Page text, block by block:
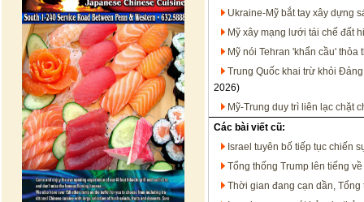
Ukraine-Mỹ bắt tay xây dựng
Mỹ xây mạng lưới tái chế đất
Mỹ nói Tehran 'khẩn cầu'
Trung Quốc khai trừ khỏi
2026)
Mỹ-Trung duy trì liên lạc chặt
Các bài viết cũ:
Israel tuyên bố tiếp tục chiến
Tổng thống Trump lên tiếng
Thời gian đang cạn dần,